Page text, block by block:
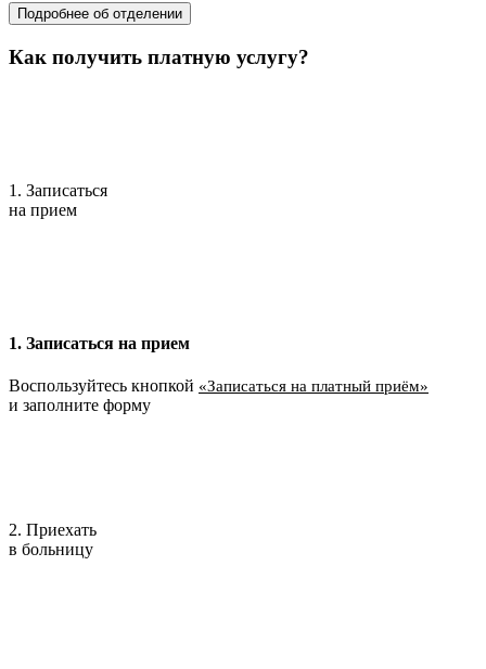
Подробнее об отделении
Как получить платную услугу?
1. Записаться
на прием
1. Записаться на прием
Воспользуйтесь кнопкой «Записаться на платный приём»
и заполните форму
2. Приехать
в больницу